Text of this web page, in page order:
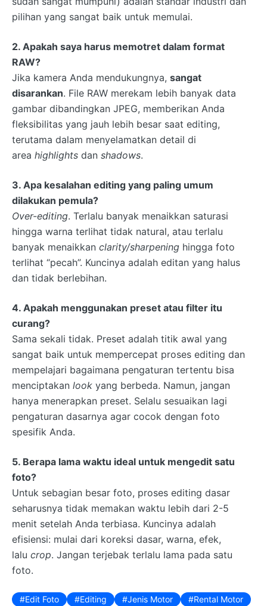
pilihan yang sangat baik untuk memulai.
2. Apakah saya harus memotret dalam format
RAW?
Jika kamera Anda mendukungnya, sangat
disarankan. File RAW merekam lebih banyak data
gambar dibandingkan JPEG, memberikan Anda
fleksibilitas yang jauh lebih besar saat editing,
terutama dalam menyelamatkan detail di
area highlights dan shadows.
3. Apa kesalahan editing yang paling umum
dilakukan pemula?
Over-editing. Terlalu banyak menaikkan saturasi
hingga warna terlihat tidak natural, atau terlalu
banyak menaikkan clarity/sharpening hingga foto
terlihat “pecah”. Kuncinya adalah editan yang halus
dan tidak berlebihan.
4. Apakah menggunakan preset atau filter itu
curang?
Sama sekali tidak. Preset adalah titik awal yang
sangat baik untuk mempercepat proses editing dan
mempelajari bagaimana pengaturan tertentu bisa
menciptakan look yang berbeda. Namun, jangan
hanya menerapkan preset. Selalu sesuaikan lagi
pengaturan dasarnya agar cocok dengan foto
spesifik Anda.
5. Berapa lama waktu ideal untuk mengedit satu
foto?
Untuk sebagian besar foto, proses editing dasar
seharusnya tidak memakan waktu lebih dari 2-5
menit setelah Anda terbiasa. Kuncinya adalah
efisiensi: mulai dari koreksi dasar, warna, efek,
lalu crop. Jangan terjebak terlalu lama pada satu
foto.
Edit Foto Editing Jenis Motor Rental Motor